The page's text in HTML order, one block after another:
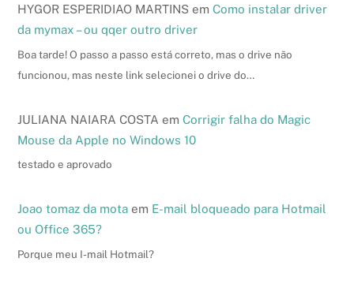
HYGOR ESPERIDIAO MARTINS emComo instalar driver
da mymax – ou qqer outro driver
Boa tarde! O passo a passo está correto, mas o drive não
funcionou, mas neste link selecionei o drive do…
JULIANA NAIARA COSTA emCorrigir falha do Magic
Mouse da Apple no Windows 10
testado e aprovado
Joao tomaz da mota em E-mail bloqueado para Hotmail
ou Office 365?
Porque meu I-mail Hotmail?